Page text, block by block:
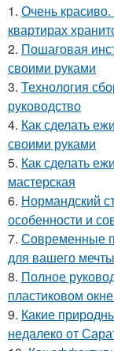
1. Очень красиво.
квартирах
2. Пошаговая
своими руками
3. Технология
руководство
4. Как сделать
своими руками
5. Как сделать
мастерская
6. Нормандский
особенности и
7. Современные
для вашего мечты
8. Полное
пластиковом
9. Какие
недалеко от